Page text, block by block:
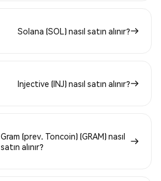
Solana (SOL) nasıl satın alınır?
Injective (INJ) nasıl satın alınır?
Gram (prev. Toncoin) (GRAM) nasıl
satın alınır?